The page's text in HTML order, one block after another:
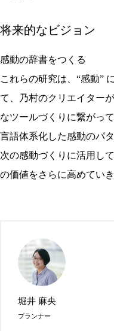
将来的なビジョン
感動の辞書をつくる
これらの研究は、“感動”
て、乃村のクリエイター
なツールづくりに繋がって
⾔語体系化した感動のパ
次の感動づくりに活⽤し
の価値をさらに⾼めていき
堀井 麻央
プランナー